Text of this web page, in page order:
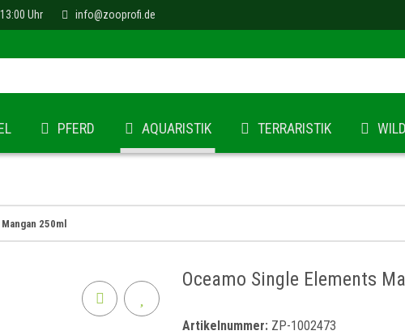
Uhr info@zooprofi.de
PFERD AQUARISTIK TERRARISTIK
250ml
Oceamo Single Elements
Artikelnummer: ZP-1002473